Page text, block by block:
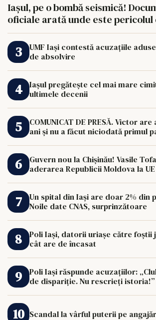
Iașul, pe o bombă seismică!
oficiale arată unde este pericolul
UMF Iași contestă acuzațiile
de absolvire
Iașul pregătește cel mai mare
ultimele decenii
COMUNICAT DE PRESĂ. Victor
ani și nu a făcut niciodată primul
Guvern nou la Chișinău! Vasile
aderarea Republicii Moldova la
Un spital din Iași are doar 2% din
Noile date CNAS, surprinzătoare
Poli Iași, datorii uriașe către foștii
cât are de încasat
Poli Iași răspunde acuzațiilor:
de dispariție. Nu rescrieți istoria!”
Scandal la vârful puterii pe